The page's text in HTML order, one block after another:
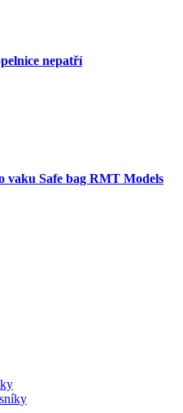
nepatří
vaku Safe bag RMT Models